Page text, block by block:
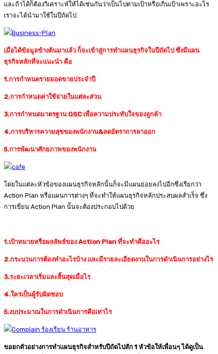
และถ้าได้ก็ต้องวิเคราะห์ให้ได้เช่นกันว่าเป็นไปตามเป้าหรือเกินเป้าเพราะอะไร
เราจะได้นำมาใช้ในปีถัดไป
เมื่อได้ข้อมูลข้างต้นมาแล้ว ก็จะเข้าสู่การทำแผนธุรกิจในปีถัดไป ซึ่งมีแผน
ธุรกิจหลักที่จะแนะนำ คือ
1.การกำหนดรายยอดขายประจำปี
2.การกำหนดค่าใช้จ่ายในแต่ละส่วน
3.การกำหนดมาตรฐาน QSC เพื่อความประทับใจของลูกค้า
4.การบริหารความสุขของพนักงาน&ลดอัตราการลาออก
5.การพัฒนาศักยภาพของพนักงาน
โดยในแต่ละหัวข้อของแผนธุรกิจหลักนั้นก็จะมีแผนย่อยลงไปอีกซึ่งเรียกว่า
Action Plan หรือแผนการต่างๆ ที่จะทำให้แผนธุรกิจหลักประสบผลสำเร็จ ซึ่ง
การเขียน Action Plan นั้นจะต้องประกอบไปด้วย
1.เป้าหมายหรือผลลัพธ์ของ Action Plan ที่จะทำคืออะไร
2.กระบวนการต้องทำอะไรบ้าง และมีรายละเอียดงานในการดำเนินการอย่างไร
3.ระยะเวลาเริ่มและสิ้นสุดเมื่อไร
4.ใครเป็นผู้รับผิดชอบ
5.งบประมาณในการดำเนินการคือเท่าไร
ขอยกตัวอย่างการทำแผนธุรกิจสำหรับปีถัดไปสัก 1 หัวข้อให้เพื่อนๆ ได้ดูเป็น